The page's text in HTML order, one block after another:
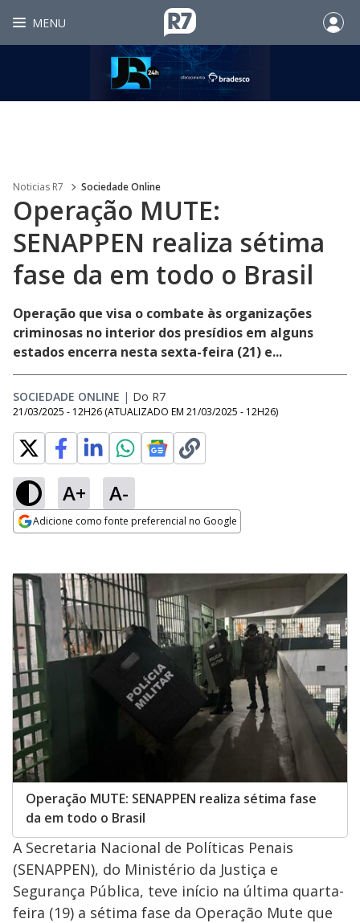
MENU
Noticias R7 Sociedade Online
Operação MUTE:
SENAPPEN realiza sétima
fase da em todo o Brasil
Operação que visa o combate às organizações
criminosas no interior dos presídios em alguns
estados encerra nesta sexta-feira (21) e...
SOCIEDADE ONLINE | Do R7
21/03/2025 - 12H26 (ATUALIZADO EM 21/03/2025 - 12H26)
A+ A-
Adicione como fonte preferencial no Google
Operação MUTE: SENAPPEN realiza sétima fase
da em todo o Brasil
A Secretaria Nacional de Políticas Penais
(SENAPPEN), do Ministério da Justiça e
Segurança Pública, teve início na última quarta-
feira (19) a sétima fase da Operação Mute que